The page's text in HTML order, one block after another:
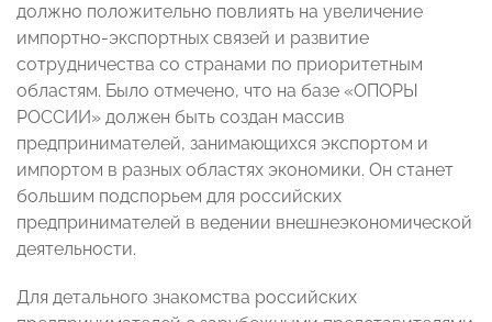
должно положительно повлиять на увеличение
импортно-экспортных связей и развитие
сотрудничества со странами по приоритетным
областям. Было отмечено, что на базе «ОПОРЫ
РОССИИ» должен быть создан массив
предпринимателей, занимающихся экспортом и
импортом в разных областях экономики. Он станет
большим подспорьем для российских
предпринимателей в ведении внешнеэкономической
деятельности.
Для детального знакомства российских